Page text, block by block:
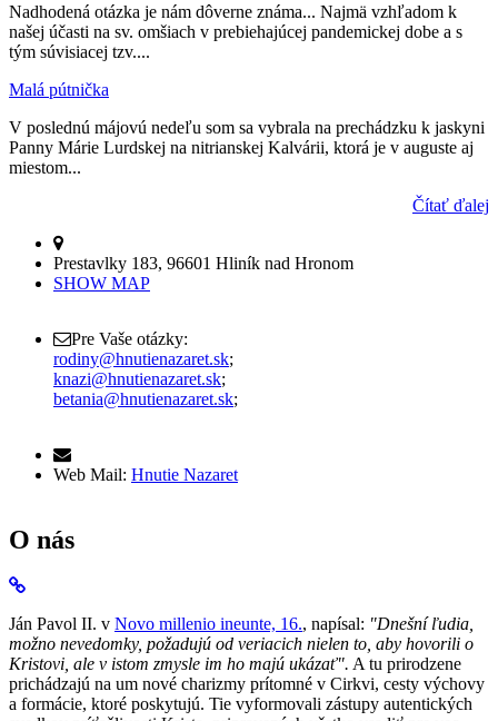
Nadhodená otázka je nám dôverne známa... Najmä vzhľadom k
našej účasti na sv. omšiach v prebiehajúcej pandemickej dobe a s
tým súvisiacej tzv....
Malá pútnička
V poslednú májovú nedeľu som sa vybrala na prechádzku k jaskyni
Panny Márie Lurdskej na nitrianskej Kalvárii, ktorá je v auguste aj
miestom...
Čítať ďalej
Prestavlky 183, 96601 Hliník nad Hronom
SHOW MAP
Pre Vaše otázky:
rodiny@hnutienazaret.sk;
knazi@hnutienazaret.sk;
betania@hnutienazaret.sk;
Web Mail: Hnutie Nazaret
O nás
Ján Pavol II. v Novo millenio ineunte, 16., napísal: "Dnešní ľudia,
možno nevedomky, požadujú od veriacich nielen to, aby hovorili o
Kristovi, ale v istom zmysle im ho majú ukázať". A tu prirodzene
prichádzajú na um nové charizmy prítomné v Cirkvi, cesty výchovy
a formácie, ktoré poskytujú. Tie vyformovali zástupy autentických